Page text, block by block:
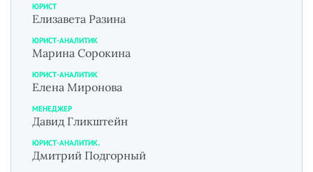
ЮРИСТ
Елизавета Разина
ЮРИСТ-АНАЛИТИК
Марина Сорокина
ЮРИСТ-АНАЛИТИК
Елена Миронова
МЕНЕДЖЕР
Давид Гликштейн
ЮРИСТ-АНАЛИТИК.
Дмитрий Подгорный